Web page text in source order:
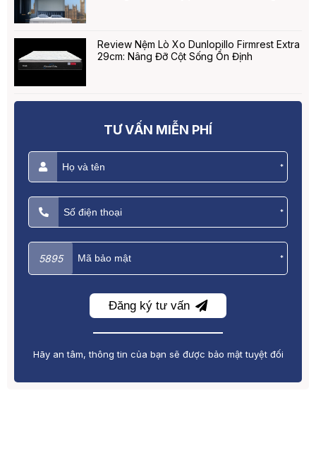
Review Nệm Lò Xo Dunlopillo Firmrest Extra
29cm: Nâng Đỡ Cột Sống Ổn Định
TƯ VẤN MIỄN PHÍ
*
*
5895 *
Đăng ký tư vấn
Hãy an tâm, thông tin của bạn sẽ được bảo mật tuyệt đối